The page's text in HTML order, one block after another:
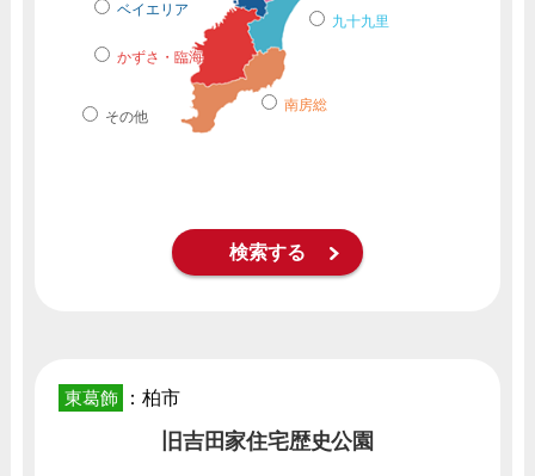
ベイエリア
九十九里
南房総
かずさ・臨海
その他
東葛飾 ：柏市
旧吉田家住宅歴史公園